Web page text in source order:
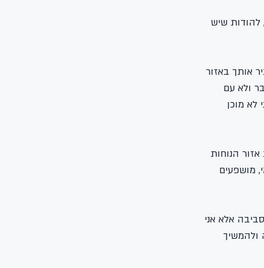
להודות שיש
אותך באזור
ולא עם
לא מוכן
הנוחות
מושפעים
אלא אני
ולהמשיך